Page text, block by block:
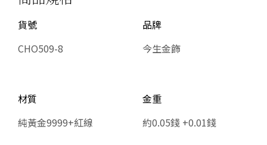
貨號
CHO509-8
品牌
今生金飾
材質
純黃金9999+紅線
金重
約0.05錢 +0.01錢